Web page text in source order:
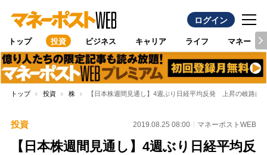
ログイン
トップ 投資 ビジネス キャリア ライフ マネー
トップ 投資 株 【日本株週間見通し】4週ぶり日経平均反発 上昇の岐路は
投資 2019.08.25 08:00 マネーポストWEB
【日本株週間見通し】4週ぶり日経平均反